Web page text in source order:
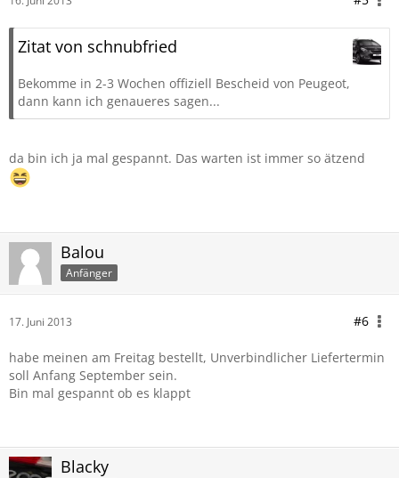
Zitat von schnubfried
Bekomme in 2-3 Wochen offiziell Bescheid von Peugeot,
dann kann ich genaueres sagen...
da bin ich ja mal gespannt. Das warten ist immer so ätzend
Balou
Anfänger
17. Juni 2013 #6
habe meinen am Freitag bestellt, Unverbindlicher Liefertermin
soll Anfang September sein.
Bin mal gespannt ob es klappt
Blacky